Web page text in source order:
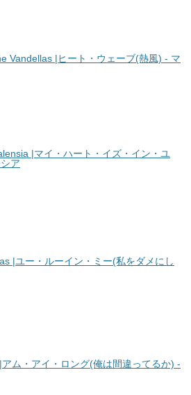
Vandellas |ヒート・ウェーブ(熱風) - マ
|マイ・ハート・イズ・イン・ユ
ア
|ユー・ルーイン・ミー(私をダメにし
ム・アイ・ロング(俺は間違ってるか) -